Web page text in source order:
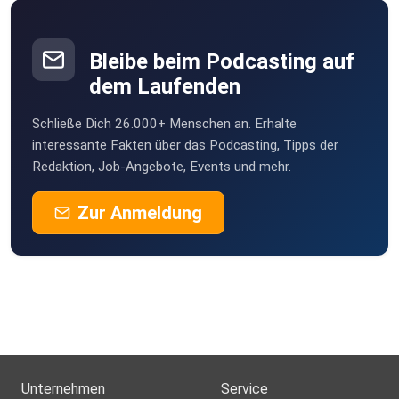
Bleibe beim Podcasting auf
dem Laufenden
Schließe Dich 26.000+ Menschen an. Erhalte
interessante Fakten über das Podcasting, Tipps der
Redaktion, Job-Angebote, Events und mehr.
Zur Anmeldung
Unternehmen Service